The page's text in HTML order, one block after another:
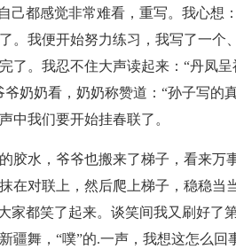
己都感觉非常难看，重写。我心想
。我便开始努力练习，我写了一
了。我忍不住大声读起来：“丹凤
奶奶看，奶奶称赞道：“孙子写的
中我们要开始挂春联了。
胶水，爷爷也搬来了梯子，看来万
在对联上，然后爬上梯子，稳稳当
家都笑了起来。谈笑间我又刷好了
疆舞，“噗”的.一声，我想这怎么